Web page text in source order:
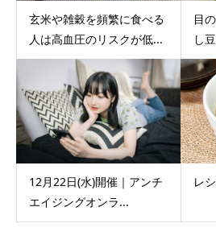
玄米や雑穀を頻繁に食べる
人は高血圧のリスクが低...
目
し
12月22日(水)開催｜アンチ
エイジングオンラ...
レ